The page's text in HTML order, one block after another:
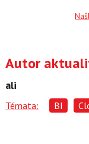
Autor
ali
Témata: BI